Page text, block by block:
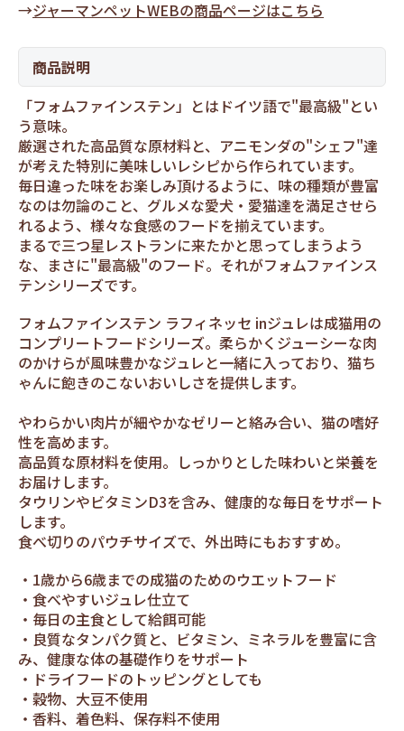
→ジャーマンペットWEBの商品ページはこちら
商品説明
「フォムファインステン」とはドイツ語で"最高級"とい
う意味。
厳選された高品質な原材料と、アニモンダの"シェフ"達
が考えた特別に美味しいレシピから作られています。
毎日違った味をお楽しみ頂けるように、味の種類が豊富
なのは勿論のこと、グルメな愛犬・愛猫達を満足させら
れるよう、様々な食感のフードを揃えています。
まるで三つ星レストランに来たかと思ってしまうよう
な、まさに"最高級"のフード。それがフォムファインス
テンシリーズです。
フォムファインステン ラフィネッセ inジュレは成猫用の
コンプリートフードシリーズ。柔らかくジューシーな肉
のかけらが風味豊かなジュレと一緒に入っており、猫ち
ゃんに飽きのこないおいしさを提供します。
やわらかい肉片が細やかなゼリーと絡み合い、猫の嗜好
性を高めます。
高品質な原材料を使用。しっかりとした味わいと栄養を
お届けします。
タウリンやビタミンD3を含み、健康的な毎日をサポート
します。
食べ切りのパウチサイズで、外出時にもおすすめ。
1歳から6歳までの成猫のためのウエットフード
食べやすいジュレ仕立て
毎日の主食として給餌可能
良質なタンパク質と、ビタミン、ミネラルを豊富に含
み、健康な体の基礎作りをサポート
ドライフードのトッピングとしても
穀物、大豆不使用
香料、着色料、保存料不使用